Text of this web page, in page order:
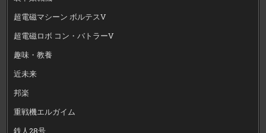
超電磁マシーン ボルテスV
超電磁ロボ コン・バトラーV
趣味・教養
近未来
邦楽
重戦機エルガイム
鉄人28号